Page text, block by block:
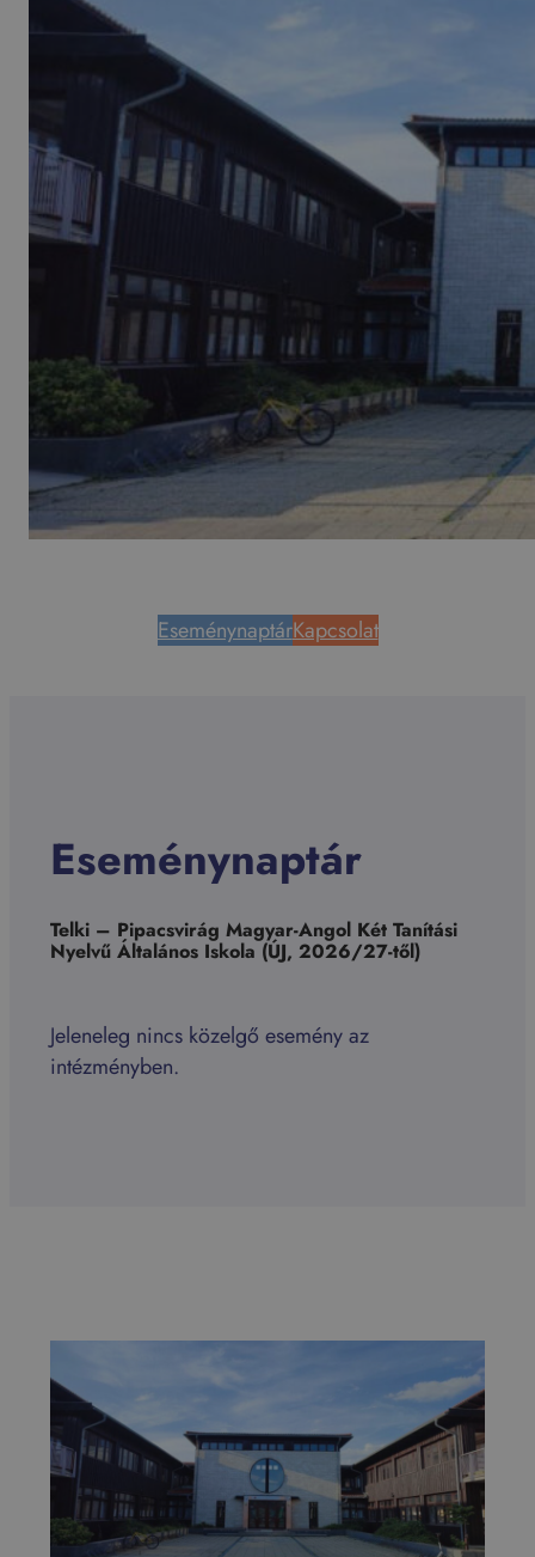
EseménynaptárKapcsolat
Eseménynaptár
Telki – Pipacsvirág Magyar-Angol Két Tanítási
Nyelvű Általános Iskola (ÚJ, 2026/27-től)
Jeleneleg nincs közelgő esemény az
intézményben.